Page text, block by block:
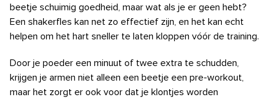
beetje schuimig goedheid, maar wat als je er geen hebt?
Een shakerfles kan net zo effectief zijn, en het kan echt
helpen om het hart sneller te laten kloppen vóór de training.
Door je poeder een minuut of twee extra te schudden,
krijgen je armen niet alleen een beetje een pre-workout,
maar het zorgt er ook voor dat je klontjes worden